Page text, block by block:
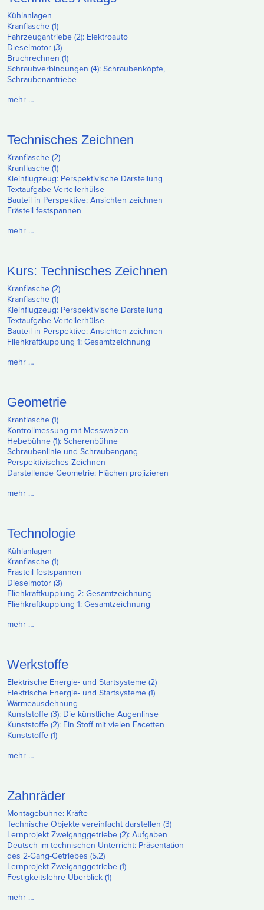
Kühlanlagen
Kranflasche (1)
Fahrzeugantriebe (2): Elektroauto
Dieselmotor (3)
Bruchrechnen (1)
Schraubverbindungen (4): Schraubenköpfe,
Schraubenantriebe
mehr …
Technisches Zeichnen
Kranflasche (2)
Kranflasche (1)
Kleinflugzeug: Perspektivische Darstellung
Textaufgabe Verteilerhülse
Bauteil in Perspektive: Ansichten zeichnen
Frästeil festspannen
mehr …
Kurs: Technisches Zeichnen
Kranflasche (2)
Kranflasche (1)
Kleinflugzeug: Perspektivische Darstellung
Textaufgabe Verteilerhülse
Bauteil in Perspektive: Ansichten zeichnen
Fliehkraftkupplung 1: Gesamtzeichnung
mehr …
Geometrie
Kranflasche (1)
Kontrollmessung mit Messwalzen
Hebebühne (1): Scherenbühne
Schraubenlinie und Schraubengang
Perspektivisches Zeichnen
Darstellende Geometrie: Flächen projizieren
mehr …
Technologie
Kühlanlagen
Kranflasche (1)
Frästeil festspannen
Dieselmotor (3)
Fliehkraftkupplung 2: Gesamtzeichnung
Fliehkraftkupplung 1: Gesamtzeichnung
mehr …
Werkstoffe
Elektrische Energie- und Startsysteme (2)
Elektrische Energie- und Startsysteme (1)
Wärmeausdehnung
Kunststoffe (3): Die künstliche Augenlinse
Kunststoffe (2): Ein Stoff mit vielen Facetten
Kunststoffe (1)
mehr …
Zahnräder
Montagebühne: Kräfte
Technische Objekte vereinfacht darstellen (3)
Lernprojekt Zweiganggetriebe (2): Aufgaben
Deutsch im technischen Unterricht: Präsentation
des 2-Gang-Getriebes (5.2)
Lernprojekt Zweiganggetriebe (1)
Festigkeitslehre Überblick (1)
mehr …